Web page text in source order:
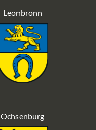
Leonbronn
Ochsenburg